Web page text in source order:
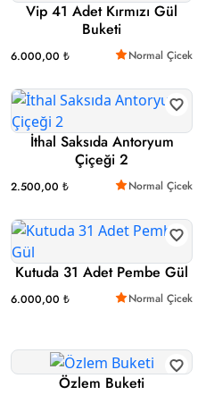
Vip 41 Adet Kırmızı Gül
Buketi
6.000,00 ₺ Normal Çicek
İthal Saksıda Antoryum
Çiçeği 2
2.500,00 ₺ Normal Çicek
Kutuda 31 Adet Pembe Gül
6.000,00 ₺ Normal Çicek
Özlem Buketi